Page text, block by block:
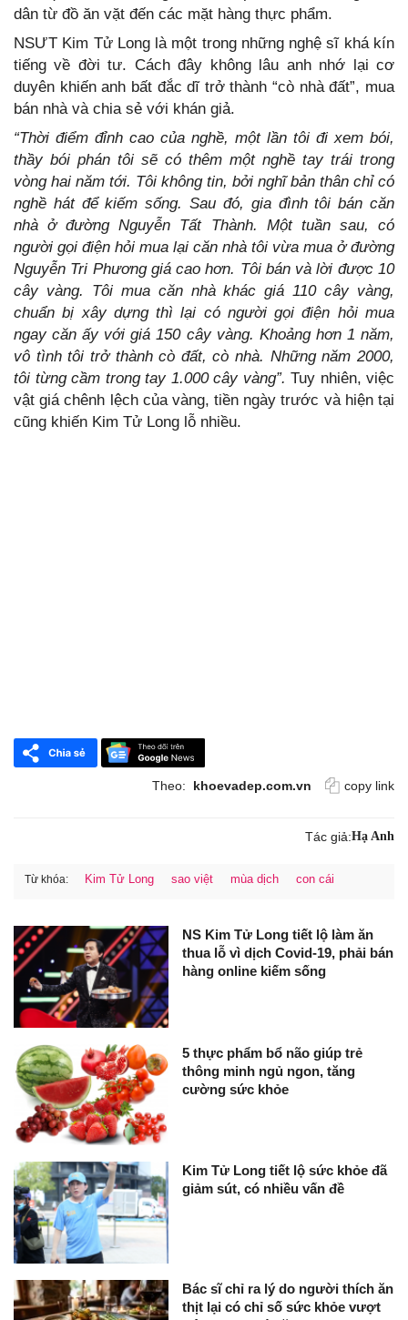
dân từ đồ ăn vặt đến các mặt hàng thực phẩm.
NSƯT Kim Tử Long là một trong những nghệ sĩ khá kín
tiếng về đời tư. Cách đây không lâu anh nhớ lại cơ
duyên khiến anh bất đắc dĩ trở thành “cò nhà đất”, mua
bán nhà và chia sẻ với khán giả.
“Thời điểm đỉnh cao của nghề, một lần tôi đi xem bói,
thầy bói phán tôi sẽ có thêm một nghề tay trái trong
vòng hai năm tới. Tôi không tin, bởi nghĩ bản thân chỉ có
nghề hát để kiếm sống. Sau đó, gia đình tôi bán căn
nhà ở đường Nguyễn Tất Thành. Một tuần sau, có
người gọi điện hỏi mua lại căn nhà tôi vừa mua ở đường
Nguyễn Tri Phương giá cao hơn. Tôi bán và lời được 10
cây vàng. Tôi mua căn nhà khác giá 110 cây vàng,
chuẩn bị xây dựng thì lại có người gọi điện hỏi mua
ngay căn ấy với giá 150 cây vàng. Khoảng hơn 1 năm,
vô tình tôi trở thành cò đất, cò nhà. Những năm 2000,
tôi từng cầm trong tay 1.000 cây vàng”. Tuy nhiên, việc
vật giá chênh lệch của vàng, tiền ngày trước và hiện tại
cũng khiến Kim Tử Long lỗ nhiều.
Theo: khoevadep.com.vn copy link
Tác giả:Hạ Anh
Từ khóa: Kim Tử Long sao việt mùa dịch con cái
NS Kim Tử Long tiết lộ làm ăn
thua lỗ vì dịch Covid-19, phải bán
hàng online kiếm sống
5 thực phẩm bổ não giúp trẻ
thông minh ngủ ngon, tăng
cường sức khỏe
Kim Tử Long tiết lộ sức khỏe đã
giảm sút, có nhiều vấn đề
Bác sĩ chỉ ra lý do người thích ăn
thịt lại có chỉ số sức khỏe vượt